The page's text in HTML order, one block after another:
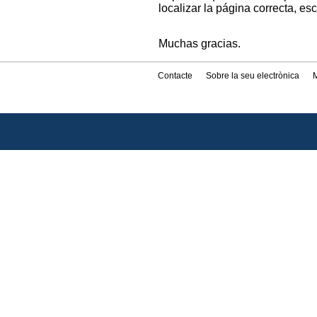
localizar la página correcta,
Muchas gracias.
Contacte Sobre la seu electrònica